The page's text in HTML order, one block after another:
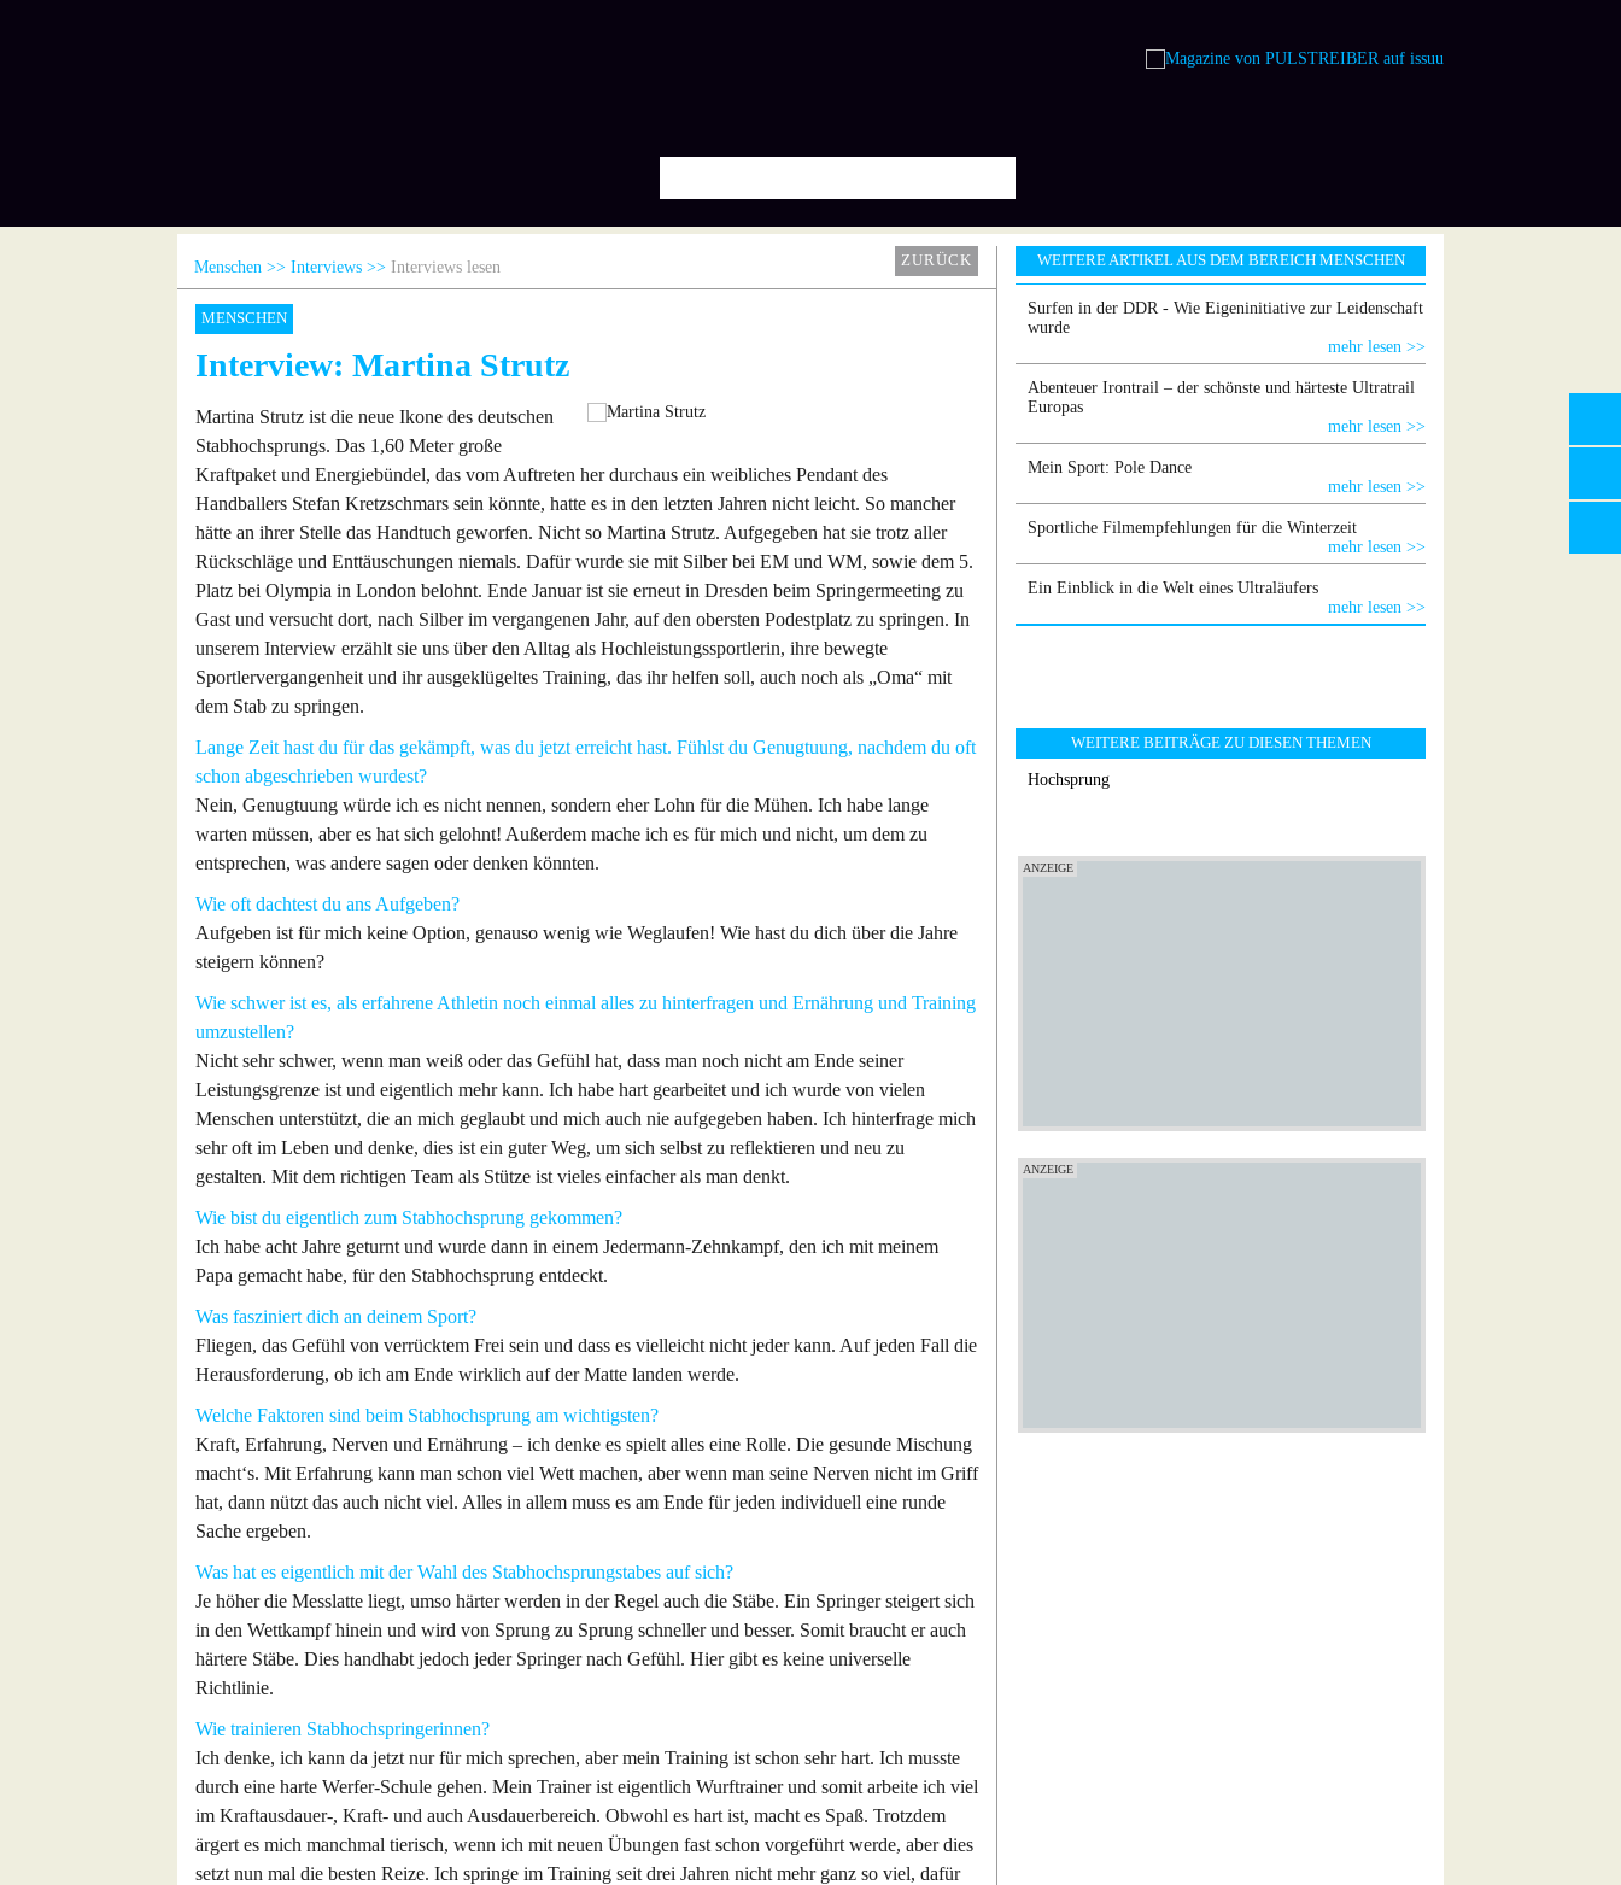
ZURÜCK
Menschen Interviews Interviews lesen
MENSCHEN
Interview: Martina Strutz
Martina Strutz ist die neue Ikone des deutschen
Stabhochsprungs. Das 1,60 Meter große
Kraftpaket und Energiebündel, das vom Auftreten her durchaus ein weibliches Pendant des
Handballers Stefan Kretzschmars sein könnte, hatte es in den letzten Jahren nicht leicht. So mancher
hätte an ihrer Stelle das Handtuch geworfen. Nicht so Martina Strutz. Aufgegeben hat sie trotz aller
Rückschläge und Enttäuschungen niemals. Dafür wurde sie mit Silber bei EM und WM, sowie dem 5.
Platz bei Olympia in London belohnt. Ende Januar ist sie erneut in Dresden beim Springermeeting zu
Gast und versucht dort, nach Silber im vergangenen Jahr, auf den obersten Podestplatz zu springen. In
unserem Interview erzählt sie uns über den Alltag als Hochleistungssportlerin, ihre bewegte
Sportlervergangenheit und ihr ausgeklügeltes Training, das ihr helfen soll, auch noch als „Oma“ mit
dem Stab zu springen.
Lange Zeit hast du für das gekämpft, was du jetzt erreicht hast. Fühlst du Genugtuung, nachdem du oft
schon abgeschrieben wurdest?
Nein, Genugtuung würde ich es nicht nennen, sondern eher Lohn für die Mühen. Ich habe lange
warten müssen, aber es hat sich gelohnt! Außerdem mache ich es für mich und nicht, um dem zu
entsprechen, was andere sagen oder denken könnten.
Wie oft dachtest du ans Aufgeben?
Aufgeben ist für mich keine Option, genauso wenig wie Weglaufen! Wie hast du dich über die Jahre
steigern können?
Wie schwer ist es, als erfahrene Athletin noch einmal alles zu hinterfragen und Ernährung und Training
umzustellen?
Nicht sehr schwer, wenn man weiß oder das Gefühl hat, dass man noch nicht am Ende seiner
Leistungsgrenze ist und eigentlich mehr kann. Ich habe hart gearbeitet und ich wurde von vielen
Menschen unterstützt, die an mich geglaubt und mich auch nie aufgegeben haben. Ich hinterfrage mich
sehr oft im Leben und denke, dies ist ein guter Weg, um sich selbst zu reflektieren und neu zu
gestalten. Mit dem richtigen Team als Stütze ist vieles einfacher als man denkt.
Wie bist du eigentlich zum Stabhochsprung gekommen?
Ich habe acht Jahre geturnt und wurde dann in einem Jedermann-Zehnkampf, den ich mit meinem
Papa gemacht habe, für den Stabhochsprung entdeckt.
Was fasziniert dich an deinem Sport?
Fliegen, das Gefühl von verrücktem Frei sein und dass es vielleicht nicht jeder kann. Auf jeden Fall die
Herausforderung, ob ich am Ende wirklich auf der Matte landen werde.
Welche Faktoren sind beim Stabhochsprung am wichtigsten?
Kraft, Erfahrung, Nerven und Ernährung – ich denke es spielt alles eine Rolle. Die gesunde Mischung
macht‘s. Mit Erfahrung kann man schon viel Wett machen, aber wenn man seine Nerven nicht im Griff
hat, dann nützt das auch nicht viel. Alles in allem muss es am Ende für jeden individuell eine runde
Sache ergeben.
Was hat es eigentlich mit der Wahl des Stabhochsprungstabes auf sich?
Je höher die Messlatte liegt, umso härter werden in der Regel auch die Stäbe. Ein Springer steigert sich
in den Wettkampf hinein und wird von Sprung zu Sprung schneller und besser. Somit braucht er auch
härtere Stäbe. Dies handhabt jedoch jeder Springer nach Gefühl. Hier gibt es keine universelle
Richtlinie.
Wie trainieren Stabhochspringerinnen?
Ich denke, ich kann da jetzt nur für mich sprechen, aber mein Training ist schon sehr hart. Ich musste
durch eine harte Werfer-Schule gehen. Mein Trainer ist eigentlich Wurftrainer und somit arbeite ich viel
im Kraftausdauer-, Kraft- und auch Ausdauerbereich. Obwohl es hart ist, macht es Spaß. Trotzdem
ärgert es mich manchmal tierisch, wenn ich mit neuen Übungen fast schon vorgeführt werde, aber dies
setzt nun mal die besten Reize. Ich springe im Training seit drei Jahren nicht mehr ganz so viel, dafür
WEITERE BEITRÄGE ZU DIESEN THEMEN
Hochsprung
WEITERE ARTIKEL AUS DEM BEREICH MENSCHEN
Surfen in der DDR - Wie Eigeninitiative zur Leidenschaft
wurde
mehr lesen >>
Abenteuer Irontrail – der schönste und härteste Ultratrail
Europas
mehr lesen >>
Mein Sport: Pole Dance
mehr lesen >>
Sportliche Filmempfehlungen für die Winterzeit
mehr lesen >>
Ein Einblick in die Welt eines Ultraläufers
mehr lesen >>